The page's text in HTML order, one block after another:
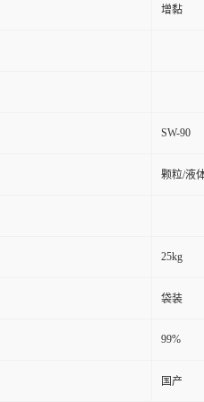
增黏
SW-90
颗粒/液
25kg
袋装
99%
国产